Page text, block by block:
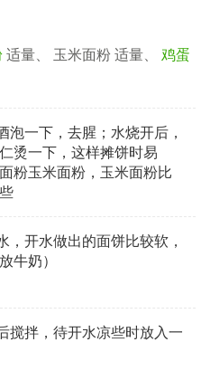
适量、 玉米面粉 适量、 鸡蛋
泡一下，去腥；水烧开后，
烫一下，这样摊饼时易
粉玉米面粉，玉米面粉比
，开水做出的面饼比较软，
牛奶）
搅拌，待开水凉些时放入一